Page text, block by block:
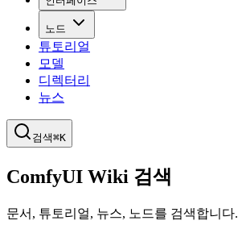
노드
튜토리얼
모델
디렉터리
뉴스
검색⌘K
ComfyUI Wiki 검색
문서, 튜토리얼, 뉴스, 노드를 검색합니다.